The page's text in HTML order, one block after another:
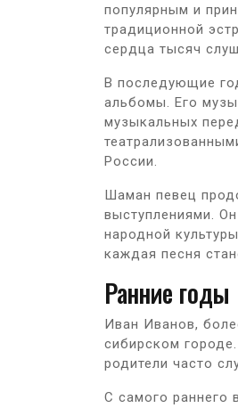
популярным и
традиционной
сердца тысяч
В последующие
альбомы. Его
музыкальных
России.
Шаман певец
выступлениями.
народной
каждая песня
Ранние годы
Иван Иванов,
сибирском
родители часто
С самого раннего